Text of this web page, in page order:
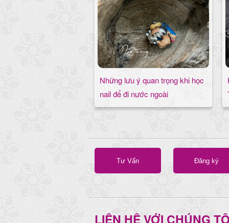
Những lưu ý quan trọng khi học
nail để đi nước ngoài
Tư Vấn Đăng ký
LIÊN HỆ VỚI CHÚNG